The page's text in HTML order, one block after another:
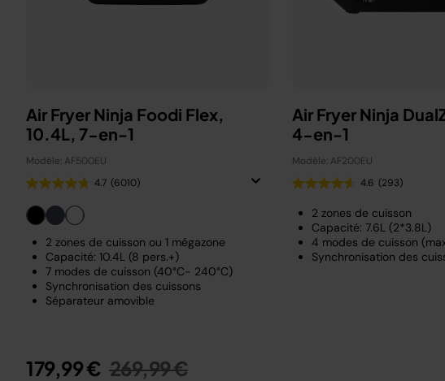
Air Fryer Ninja Foodi Flex,
10.4L, 7-en-1
Modèle: AF500EU
4.7 (6010)
2 zones de cuisson ou 1 mégazone
Capacité: 10.4L (8 pers.+)
7 modes de cuisson (40°C- 240°C)
Synchronisation des cuissons
Séparateur amovible
179,99 € Prix réduit de
269,99 €au
Air Fryer Ninja
4-en-1
Modèle: AF200EU
4.6 (293)
2 zones de cuisson
Capacité: 7.6L (2*3.8L)
4 modes de cuisson
Synchronisation des